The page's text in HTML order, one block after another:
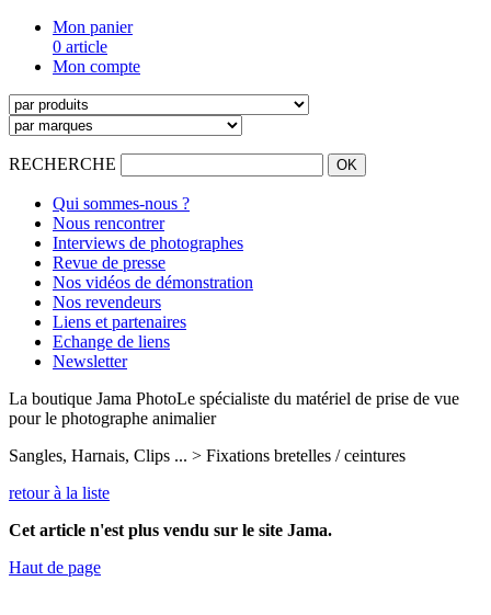
Mon panier
0 article
Mon compte
RECHERCHE
Qui sommes-nous ?
Nous rencontrer
Interviews de photographes
Revue de presse
Nos vidéos de démonstration
Nos revendeurs
Liens et partenaires
Echange de liens
Newsletter
La boutique Jama PhotoLe spécialiste du matériel de prise de vue
pour le photographe animalier
Sangles, Harnais, Clips ... > Fixations bretelles / ceintures
retour à la liste
Cet article n'est plus vendu sur le site Jama.
Haut de page